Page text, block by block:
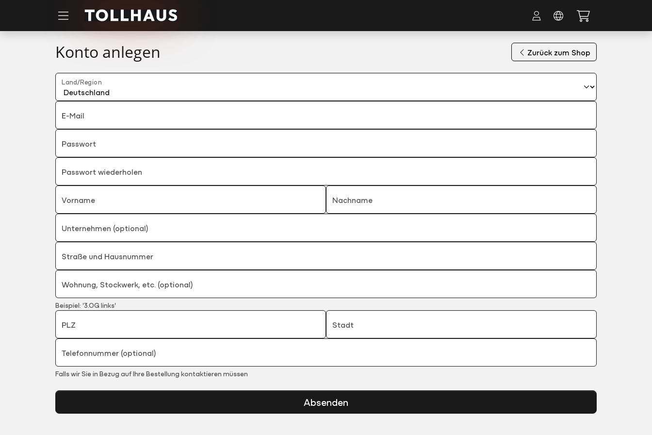
Zum Hauptinhalt springen
Konto anlegen Zurück zum Shop
Land/Region
E-Mail
Passwort
Passwort wiederholen
Vorname Nachname
Unternehmen (optional)
Straße und Hausnummer
Wohnung, Stockwerk, etc. (optional)
Beispiel: '3.OG links'
PLZ Stadt
Telefonnummer (optional)
Falls wir Sie in Bezug auf Ihre Bestellung kontaktieren müssen
Absenden